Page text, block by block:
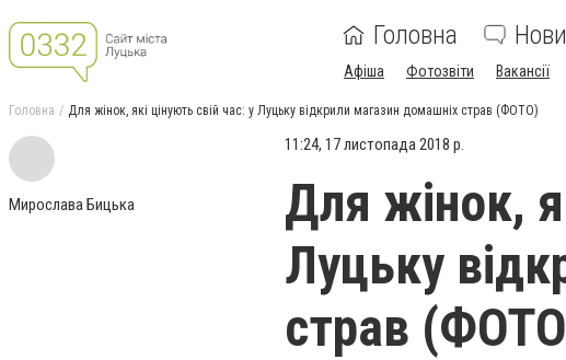
Головна
Афіша Фотозвіти Вакансії
Головна Для жінок, які цінують свій час: у Луцьку відкрили магазин домашніх страв (ФОТО)
Мирослава Бицька
11:24, 17 листопада 2018 р.
Для жінок,
Луцьку
страв